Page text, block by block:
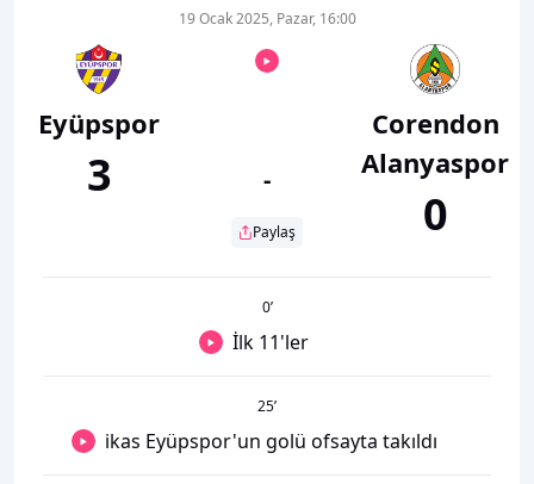
Eyüpspor
3
19 Ocak 2025, Pazar, 16:00
-
Paylaş
Corendon
Alanyaspor
0
0’
İlk 11'ler
25’
ikas Eyüpspor'un golü ofsayta takıldı